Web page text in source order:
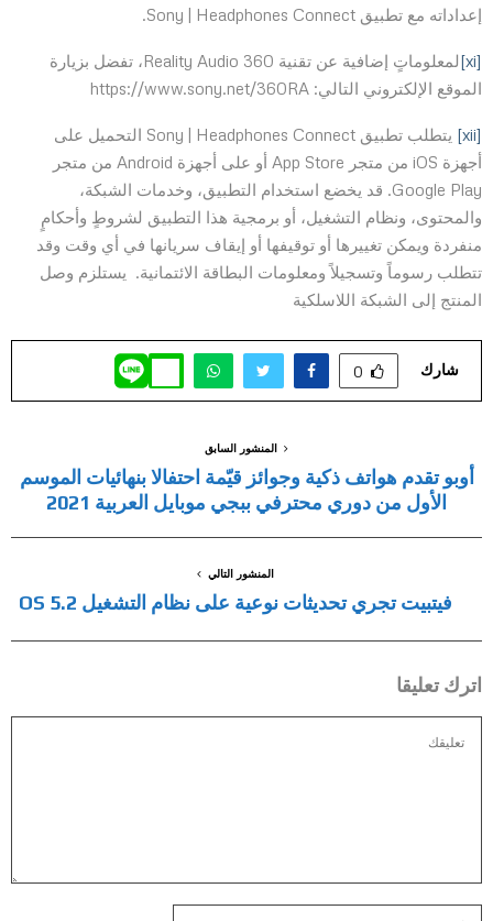
إعداداته مع تطبيق Sony | Headphones Connect.
[xi]
لمعلوماتٍ إضافية عن تقنية 360 Reality Audio، تفضل بزيارة
الموقع الإلكتروني التالي: https://www.sony.net/360RA
[xii]
يتطلب تطبيق Sony | Headphones Connect التحميل على
أجهزة iOS من متجر App Store أو على أجهزة Android من متجر
Google Play. قد يخضع استخدام التطبيق، وخدمات الشبكة،
والمحتوى، ونظام التشغيل، أو برمجية هذا التطبيق لشروطٍ وأحكامٍ
منفردة ويمكن تغييرها أو توقيفها أو إيقاف سريانها في أي وقت وقد
تتطلب رسوماً وتسجيلاً ومعلومات البطاقة الائتمانية. يستلزم وصل
المنتج إلى الشبكة اللاسلكية
شارك 0
المنشور السابق
أوبو تقدم هواتف ذكية وجوائز قيّمة احتفالا بنهائيات الموسم
الأول من دوري محترفي ببجي موبايل العربية 2021
المنشور التالي
فيتبيت تجري تحديثات نوعية على نظام التشغيل OS 5.2
اترك تعليقا